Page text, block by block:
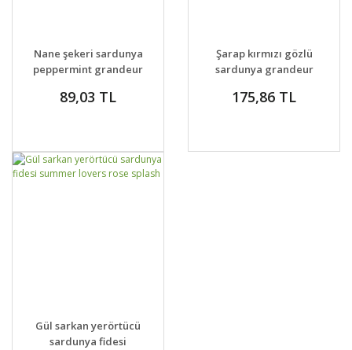
DETAYLAR
VER
Nane şekeri sardunya
peppermint grandeur
89,03 TL
DETAYLAR
VER
Şarap kırmızı gözlü
sardunya grandeur
175,86 TL
DETAYLAR
VER
Gül sarkan yerörtücü
sardunya fidesi